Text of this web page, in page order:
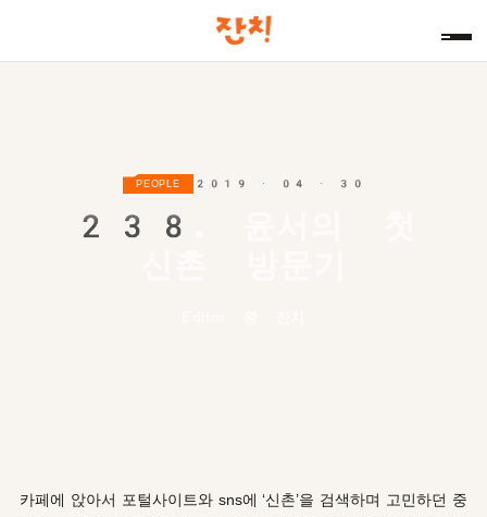
PEOPLE 2019 · 04 · 30
238.
카페에 앉아서 포털사이트와 sns에 ‘신촌’을 검색하며 고민하던 중